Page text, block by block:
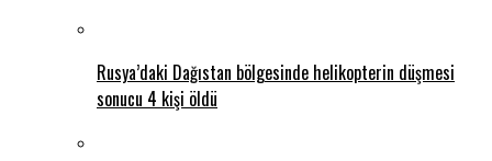
Rusya’daki Dağıstan bölgesinde helikopterin düşmesi
sonucu 4 kişi öldü